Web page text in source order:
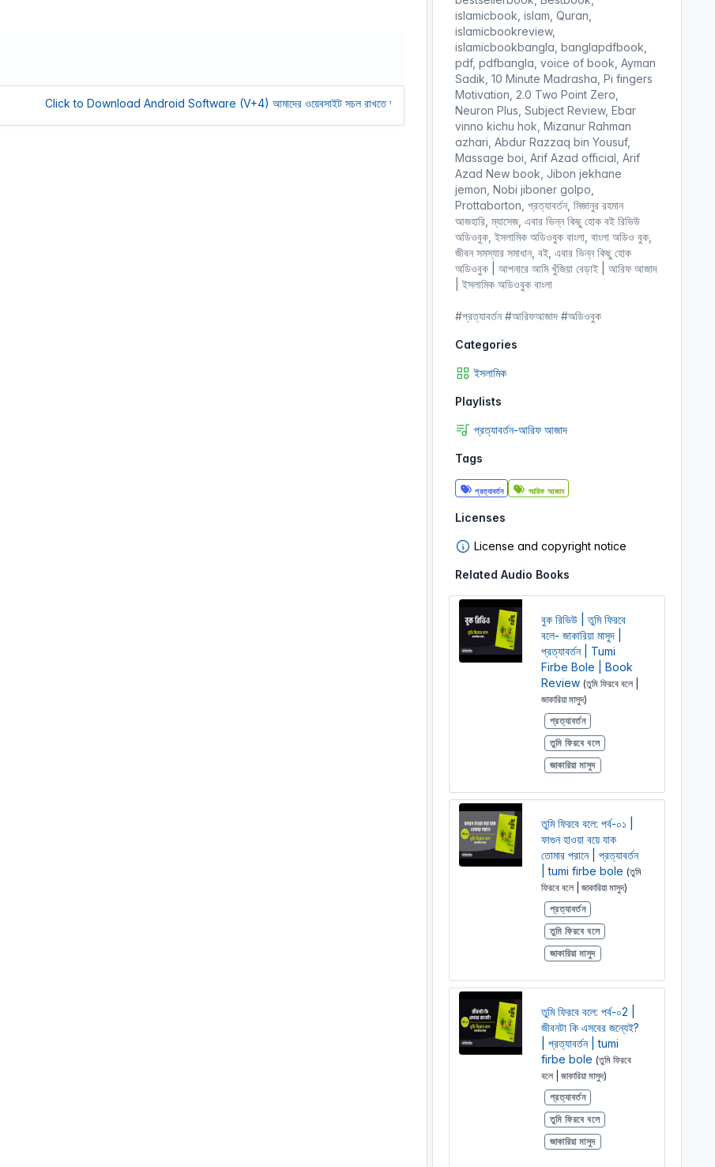
Click to Download Android Software (V+4) আমাদের ওয়েবসাইট সচল রাখতে আমাদের অর্থ সাহায্য করুন। আমরা একটি অলাভজনক ওয়েবসাইট, আমরা ওয়েবসাইট থেকে
islamicbook, islam, Quran,
islamicbookreview,
islamicbookbangla, banglapdfbook,
pdf, pdfbangla, voice of book, Ayman
Sadik, 10 Minute Madrasha, Pi fingers
Motivation, 2.0 Two Point Zero,
Neuron Plus, Subject Review, Ebar
vinno kichu hok, Mizanur Rahman
azhari, Abdur Razzaq bin Yousuf,
Massage boi, Arif Azad official, Arif
Azad New book, Jibon jekhane
jemon, Nobi jiboner golpo,
Prottaborton, প্রত্যাবর্তন, মিজানুর রহমান
আজহারি, ম্যাসেজ, এবার ভিন্ন কিছু হোক বই রিভিউ
অডিওবুক, ইসলামিক অডিওবুক বাংলা, বাংলা অডিও বুক,
জীবন সমস্যার সমাধান, বই, এবার ভিন্ন কিছু হোক
অডিওবুক | আপনারে আমি খুঁজিয়া বেড়াই | আরিফ আজাদ
| ইসলামিক অডিওবুক বাংলা
#প্রত্যাবর্তন #আরিফআজাদ #অডিওবুক
Categories
ইসলামিক
Playlists
প্রত্যাবর্তন-আরিফ আজাদ
Tags
প্রত্যাবর্তন আরিফ আজাদ
Licenses
License and copyright notice
Related Audio Books
বুক রিভিউ | তুমি ফিরবে
বলে- জাকারিয়া মাসুদ |
প্রত্যাবর্তন | Tumi
Firbe Bole | Book
Review (তুমি ফিরবে বলে |
জাকারিয়া মাসুদ)
প্রত্যাবর্তন
তুমি ফিরবে বলে
জাকারিয়া মাসুদ
তুমি ফিরবে বলে: পর্ব-০১ |
ফাগুন হাওয়া বয়ে যাক
তোমার পরানে | প্রত্যাবর্তন
| tumi firbe bole (তুমি
ফিরবে বলে | জাকারিয়া মাসুদ)
প্রত্যাবর্তন
তুমি ফিরবে বলে
জাকারিয়া মাসুদ
তুমি ফিরবে বলে: পর্ব-০2 |
জীবনটা কি এসবের জন্যেই?
| প্রত্যাবর্তন | tumi
firbe bole (তুমি ফিরবে
বলে | জাকারিয়া মাসুদ)
প্রত্যাবর্তন
তুমি ফিরবে বলে
জাকারিয়া মাসুদ